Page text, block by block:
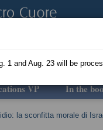
VP In the
la sconfitta morale di
1 and Aug. 23 will be